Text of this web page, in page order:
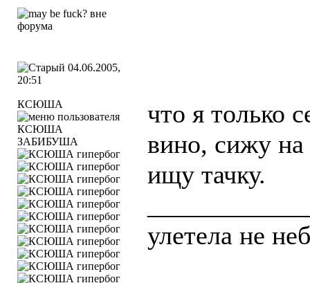
04.06.2005,
20:51
КСЮША
ЗАБИБУША
что я только
вино, сижу
ищу тачку.
улетела не